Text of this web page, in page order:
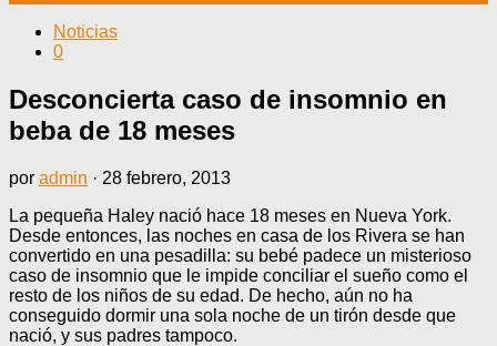
Noticias
0
Desconcierta caso de insomnio en
beba de 18 meses
por admin · 28 febrero, 2013
La pequeña Haley nació hace 18 meses en Nueva York.
Desde entonces, las noches en casa de los Rivera se han
convertido en una pesadilla: su bebé padece un misterioso
caso de insomnio que le impide conciliar el sueño como el
resto de los niños de su edad. De hecho, aún no ha
conseguido dormir una sola noche de un tirón desde que
nació, y sus padres tampoco.